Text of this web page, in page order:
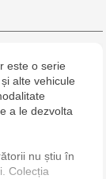
29А
110
este o serie
alte vehicule
a le dezvolta
nu știu în
Colecția